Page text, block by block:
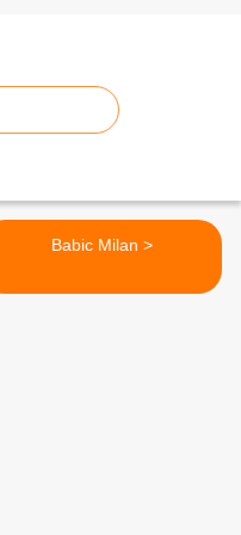
Babic Milan >